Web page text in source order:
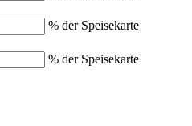
% der Speisekarte
% der Speisekarte